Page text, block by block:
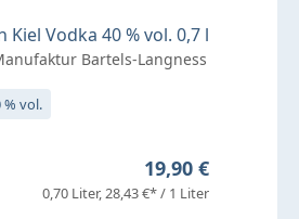
Kiel Vodka 40 % vol. 0,7 l
Bartels-Langness
% vol.
Regulärer Preis:
19,90 €
0,70 Liter 28,43 €* / 1 Liter